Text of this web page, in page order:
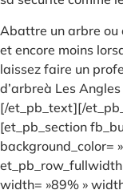
Abattre un arbre ou
et encore moins
laissez faire un
d’arbreà Les
[/et_pb_text][/
[et_pb_section
background_color=
et_pb_row_fullwidth
width= »89% »